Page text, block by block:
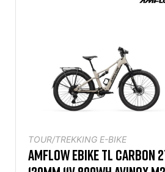
TOUR/TREKKING E-BIKE
AMFLOW EBIKE TL CARBON